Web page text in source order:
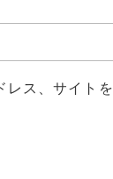
レス、サイトを